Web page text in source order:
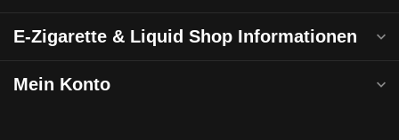
E-Zigarette & Liquid Shop Informationen
Mein Konto